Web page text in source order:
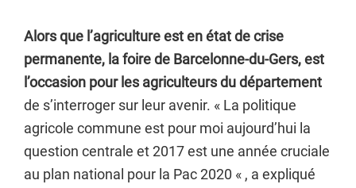
Alors que l’agriculture est en état de crise
permanente, la foire de Barcelonne-du-Gers, est
l’occasion pour les agriculteurs du département
de s’interroger sur leur avenir. « La politique
agricole commune est pour moi aujourd’hui la
question centrale et 2017 est une année cruciale
au plan national pour la Pac 2020 « , a expliqué